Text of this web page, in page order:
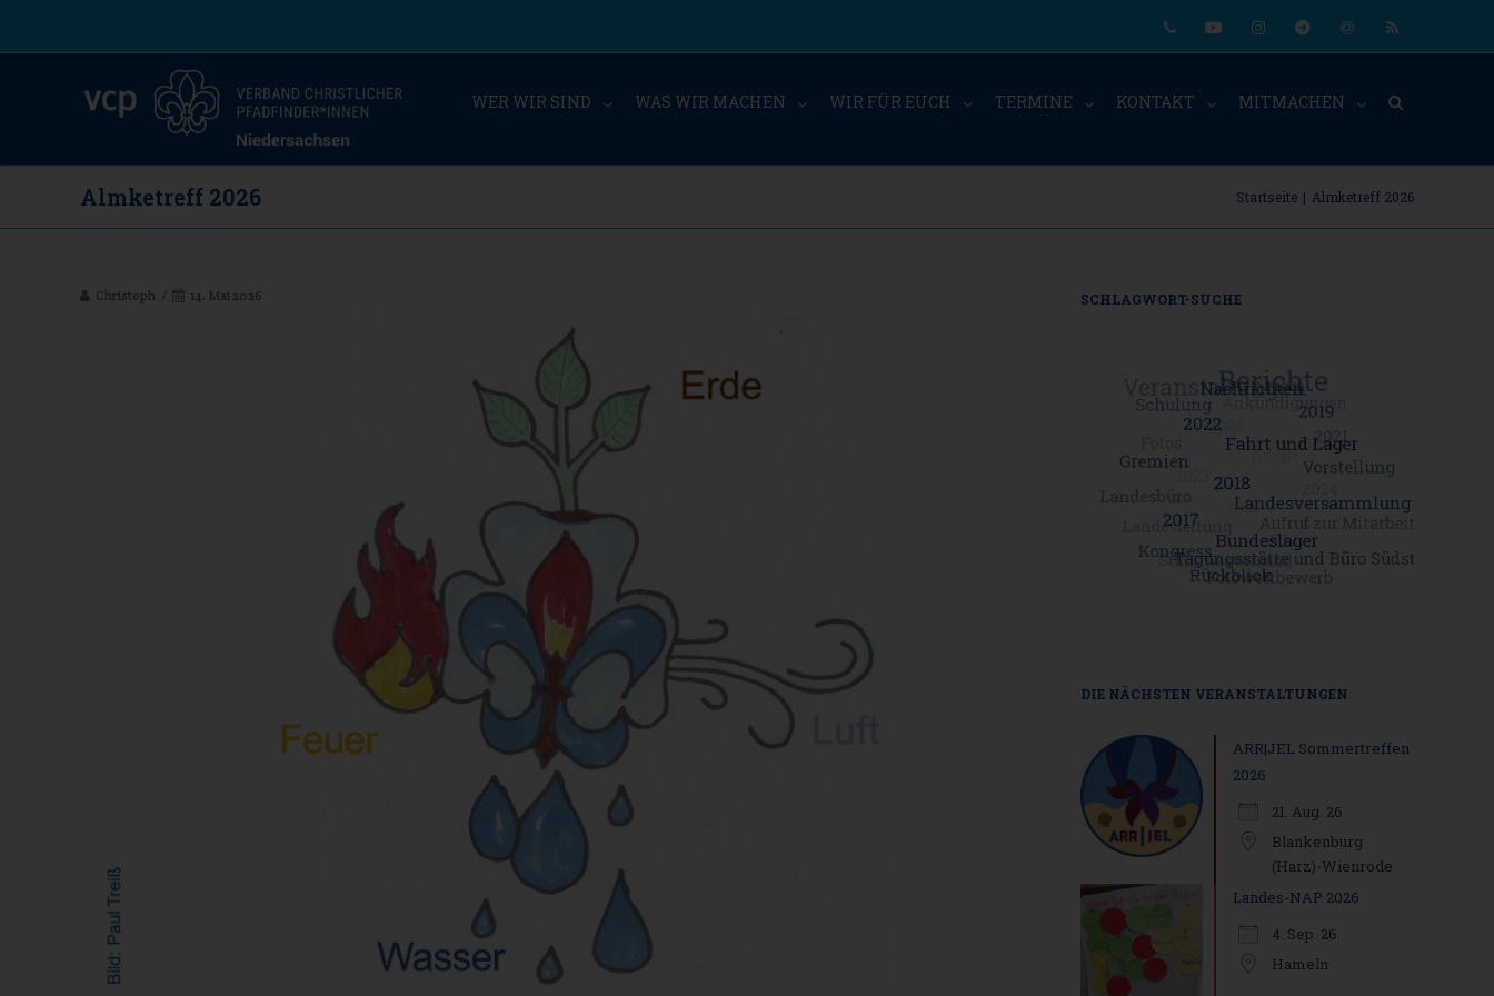
WER WIR SIND WAS WIR MACHEN WIR FÜR EUCH TERMINE KONTAKT MITMACHEN
Almketreff 2026 Startseite | Almketreff 2026
Christoph 14. Mai 2026 SCHLAGWORT-SUCHE
DIE NÄCHSTEN VERANSTALTUNGEN
ARR|JEL Sommertreffen
2026
21. Aug. 26
Blankenburg
(Harz)-Wienrode
Landes-NAP 2026
4. Sep. 26
Hameln